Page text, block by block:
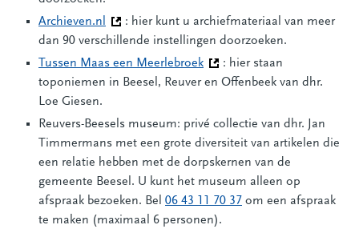
Archieven.nl (Deze link gaat naar een andere website)
: hier kunt u archiefmateriaal van meer
dan 90 verschillende instellingen doorzoeken.
Tussen Maas een Meerlebroek (Deze link gaat naar een
: hier staan
toponiemen in Beesel, Reuver en Offenbeek van dhr.
Loe Giesen.
Reuvers-Beesels museum: privé collectie van dhr. Jan
Timmermans met een grote diversiteit van artikelen die
een relatie hebben met de dorpskernen van de
gemeente Beesel. U kunt het museum alleen op
afspraak bezoeken. Bel 06 43 11 70 37 om een afspraak
te maken (maximaal 6 personen).